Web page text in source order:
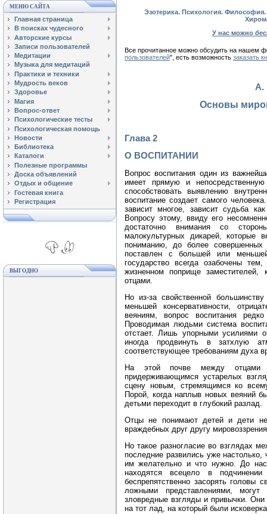
МЕНЮ САЙТА
Главная страница
В поисках чудесного
Авторские курсы
Записи пользователей
Медитации
Музыка для медитаций
Практики и техники
Мудрость веков
Здоровье
Магия
Вопрос-ответ
Психологические тесты
Психологическая помощь
Новости
Библиотека
Каталоги
Полезные программы
Доска объявлений
Отдых и общение
Гостевая книга
Регистрация
ВЫГОДНО
Эзотерика. Психология.
У нас можно
Все прочитанное можно обсудить на нашем
пользователей", есть возможность заказать
А.
Основы
Глава 2
О ВОСПИТАНИИ
Вопрос воспитания один из
имеет прямую и
способствовать выявлению
воспитание создает самого
зависит многое, зависит судьба
Вопросу этому, ввиду его
достаточно внимания со
малокультурных дикарей,
пониманию, до более совершенных
поставлен с большей или
государство всегда озабочены
жизненном поприще
отцами.
Но из‑за свойственной
меньшей консервативности,
веяниям, вопрос воспитания
Проводимая людьми система
отстает. Лишь упорными усилиями
иногда продвинуть в затхлую
соответствующее требованиям духа
На этой почве между отцами
придерживающимся устарелых
сцену новым, стремящимся ко
Порой, когда наплыв новых веяний
детьми переходит в глубокий разлад.
Отцы не понимают детей и дети не
враждебных друг другу
Но такое разногласие во взглядах
последние развились уже
им желательно и что нужно. До
находятся всецело в
беспрепятственно засорять головы
ложными представлениями,
зловредные взгляды и привычки. Они
на тот лад, на который были